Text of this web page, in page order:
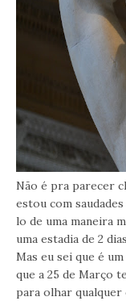
Não é pra parecer
estou com
lo de uma maneira
uma estadia de 2
Mas eu sei que é
que a 25 de Março
para olhar qualquer